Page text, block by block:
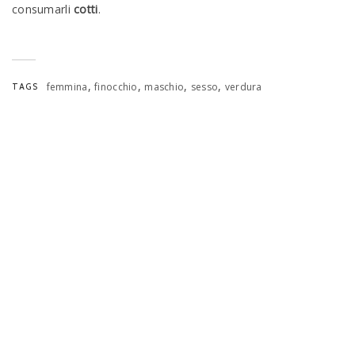
consumarlicotti.
TAGS femmina,finocchio, maschio, sesso, verdura